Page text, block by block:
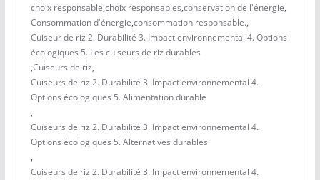
choix responsable,choix responsables,conservation de l'énergie,
Consommation d'énergie,consommation responsable.,
Cuiseur de riz 2. Durabilité 3. Impact environnemental 4. Options
écologiques 5. Les cuiseurs de riz durables
,Cuiseurs de riz,
Cuiseurs de riz 2. Durabilité 3. Impact environnemental 4.
Options écologiques 5. Alimentation durable
,
Cuiseurs de riz 2. Durabilité 3. Impact environnemental 4.
Options écologiques 5. Alternatives durables
,
Cuiseurs de riz 2. Durabilité 3. Impact environnemental 4.